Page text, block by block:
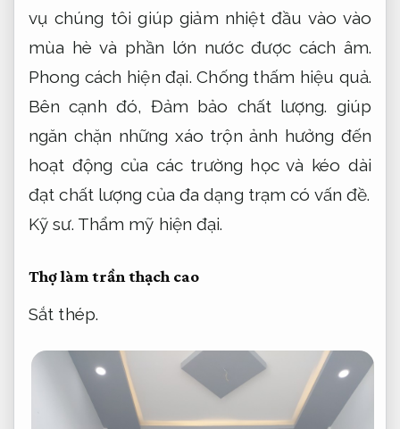
vụ chúng tôi giúp giảm nhiệt đầu vào vào
mùa hè và phần lớn nước được cách âm.
Phong cách hiện đại. Chống thấm hiệu quả.
Bên cạnh đó, Đảm bảo chất lượng. giúp
ngăn chặn những xáo trộn ảnh hưởng đến
hoạt động của các trường học và kéo dài
đạt chất lượng của đa dạng trạm có vấn đề.
Kỹ sư. Thẩm mỹ hiện đại.
Thợ làm trần thạch cao
Sắt thép.